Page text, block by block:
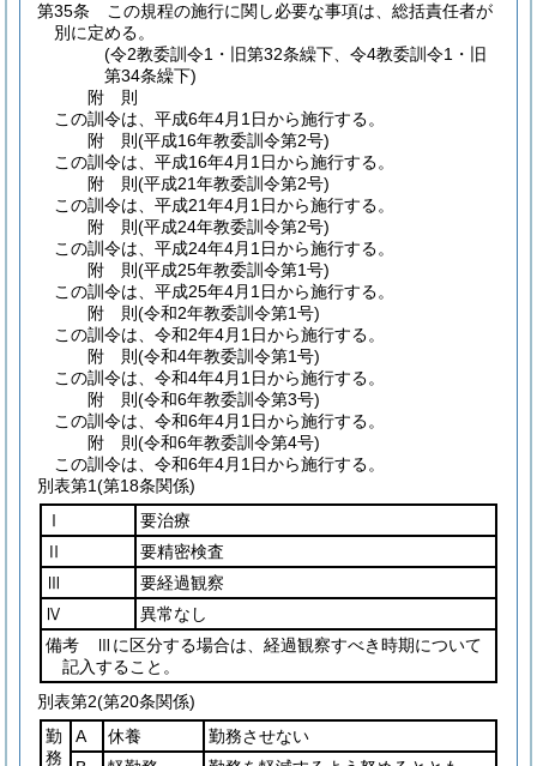
第35条
この規程の施行に関し必要な事項は、総括責任者が
別に定める。
(令2教委訓令1・旧第32条繰下、令4教委訓令1・旧
第34条繰下)
附 則
この訓令は、平成6年4月1日から施行する。
附 則(平成16年教委訓令第2号)
この訓令は、平成16年4月1日から施行する。
附 則(平成21年教委訓令第2号)
この訓令は、平成21年4月1日から施行する。
附 則(平成24年教委訓令第2号)
この訓令は、平成24年4月1日から施行する。
附 則(平成25年教委訓令第1号)
この訓令は、平成25年4月1日から施行する。
附 則(令和2年教委訓令第1号)
この訓令は、令和2年4月1日から施行する。
附 則(令和4年教委訓令第1号)
この訓令は、令和4年4月1日から施行する。
附 則(令和6年教委訓令第3号)
この訓令は、令和6年4月1日から施行する。
附 則(令和6年教委訓令第4号)
この訓令は、令和6年4月1日から施行する。
別表第1(第18条関係)
Ⅰ
要治療
Ⅱ
要精密検査
Ⅲ
要経過観察
Ⅳ
異常なし
備考 Ⅲに区分する場合は、経過観察すべき時期について
記入すること。
別表第2(第20条関係)
勤
務
A 休養
勤務させない